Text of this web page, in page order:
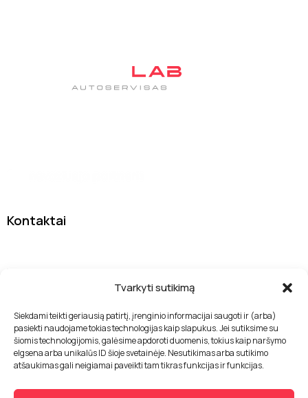
Tvarkyti sutikimą
Siekdami teikti geriausią patirtį, įrenginio informacijai saugoti ir (arba)
pasiekti naudojame tokias technologijas kaip slapukus. Jei sutiksime su
šiomis technologijomis, galėsime apdoroti duomenis, tokius kaip naršymo
elgsena arba unikalūs ID šioje svetainėje. Nesutikimas arba sutikimo
atšaukimas gali neigiamai paveikti tam tikras funkcijas ir funkcijas.
Kontaktai
Nuorodos
Paslaugos